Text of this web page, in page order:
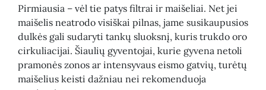
Pirmiausia – vėl tie patys filtrai ir maišeliai. Net jei
maišelis neatrodo visiškai pilnas, jame susikaupusios
dulkės gali sudaryti tankų sluoksnį, kuris trukdo oro
cirkuliacijai. Šiaulių gyventojai, kurie gyvena netoli
pramonės zonos ar intensyvaus eismo gatvių, turėtų
maišelius keisti dažniau nei rekomenduoja